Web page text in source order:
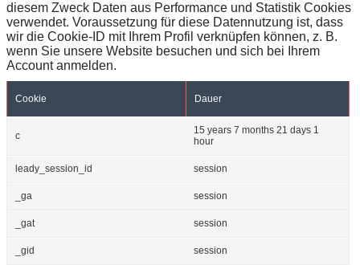
diesem Zweck Daten aus Performance und Statistik Cookies
verwendet. Voraussetzung für diese Datennutzung ist, dass
wir die Cookie-ID mit Ihrem Profil verknüpfen können, z. B.
wenn Sie unsere Website besuchen und sich bei Ihrem
Account anmelden.
Cookie Dauer
c
15 years 7 months 21 days 1
hour
leady_session_id session
_ga session
_gat session
_gid session